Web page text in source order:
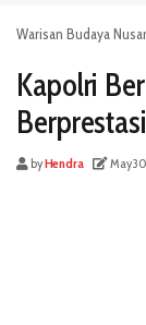
Warisan Budaya
Kapolri
byHendra May